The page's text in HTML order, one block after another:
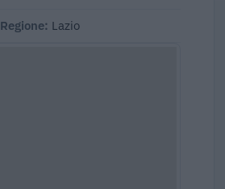
Regione: Lazio